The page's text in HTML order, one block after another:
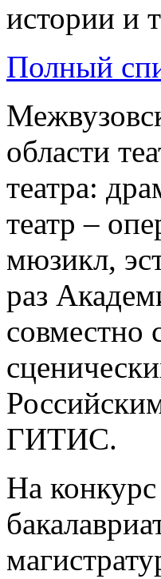
истории и
Полный
области
театра:
театр –
мюзикл,
раз
совместно
ГИТИС.
На